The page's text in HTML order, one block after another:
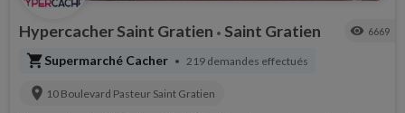
Hypercacher Saint Gratien • Saint Gratien visibility 6669
shopping_cartSupermarché Cacher • 219 demandes effectués
location_on 10 Boulevard Pasteur Saint Gratien